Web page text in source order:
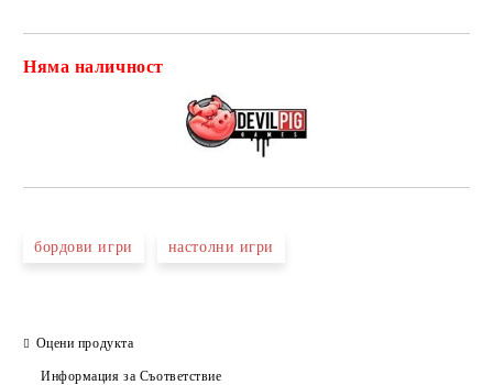
Няма наличност
бордови игри настолни игри
Оцени продукта
Информация за Съответствие